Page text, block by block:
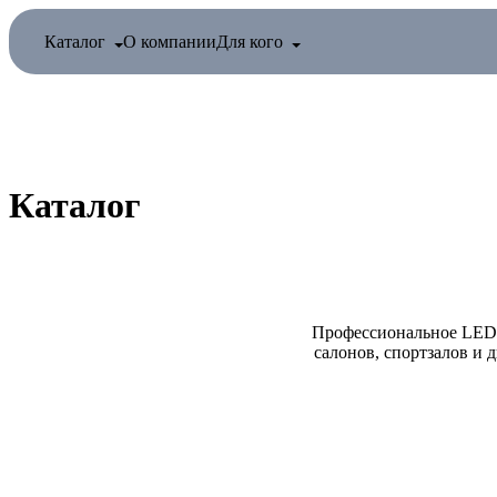
Каталог О компанииДля кого
Каталог
Профессиональное
салонов, спортзалов и